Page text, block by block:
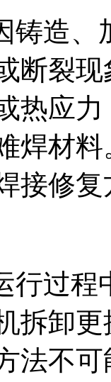
铸造
断裂
热应
焊材
接修复
行过
拆卸
法不